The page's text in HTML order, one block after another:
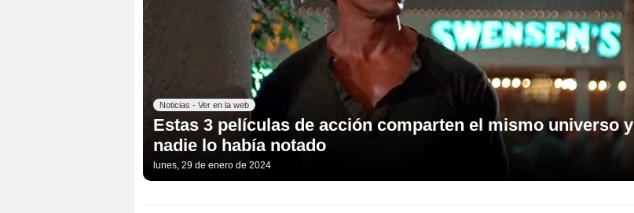
Noticias - Ver en la web
Estas 3 películas de acción comparten el mismo universo y
nadie lo había notado
lunes, 29 de enero de 2024